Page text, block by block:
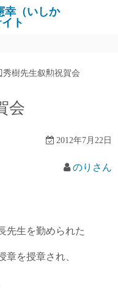
幸（いしか
ト
秀樹先生叙勲祝賀会
会
2012年7月22日
のりさん
先生を勤められた
を授章され、